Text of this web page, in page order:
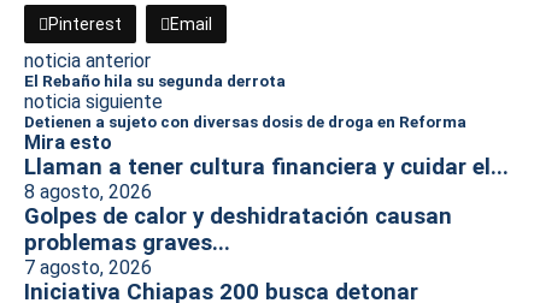
Pinterest Email
noticia anterior
El Rebaño hila su segunda derrota
noticia siguiente
Detienen a sujeto con diversas dosis de droga en Reforma
Mira esto
Llaman a tener cultura financiera y cuidar el...
8 agosto, 2026
Golpes de calor y deshidratación causan
problemas graves...
7 agosto, 2026
Iniciativa Chiapas 200 busca detonar